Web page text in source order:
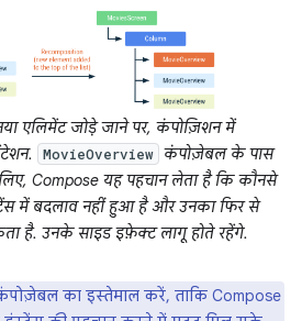
एलिमेंट जोड़े जाने पर, कंपोज़िशन में
MovieOverview कंपोज़ेबल के पास
Compose यह पहचान लेता है कि कौनसे
में बदलाव नहीं हुआ है और उनका फिर से
है. उनके साइड इफ़ेक्ट लागू होते रहेंगे.
का इस्तेमाल करें, ताकि Compose